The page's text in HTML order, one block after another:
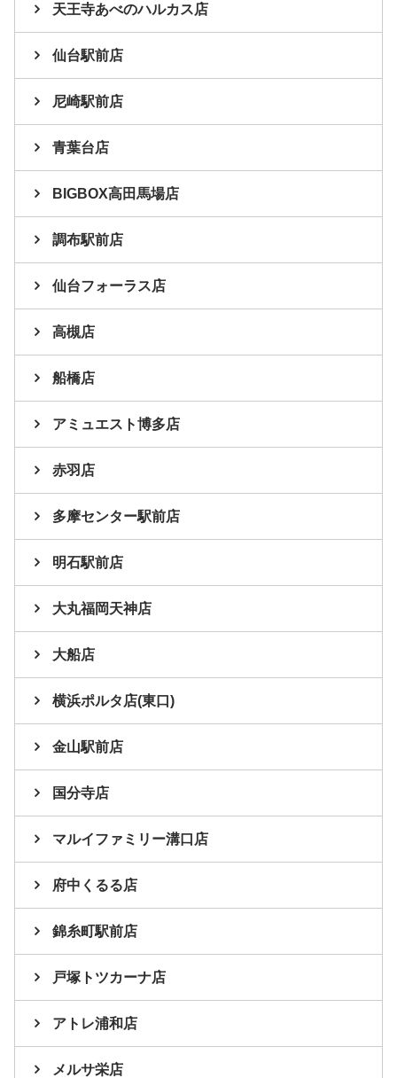
天王寺あべのハルカス店
仙台駅前店
尼崎駅前店
青葉台店
BIGBOX高田馬場店
調布駅前店
仙台フォーラス店
高槻店
船橋店
アミュエスト博多店
赤羽店
多摩センター駅前店
明石駅前店
大丸福岡天神店
大船店
横浜ポルタ店(東口)
金山駅前店
国分寺店
マルイファミリー溝口店
府中くるる店
錦糸町駅前店
戸塚トツカーナ店
アトレ浦和店
メルサ栄店